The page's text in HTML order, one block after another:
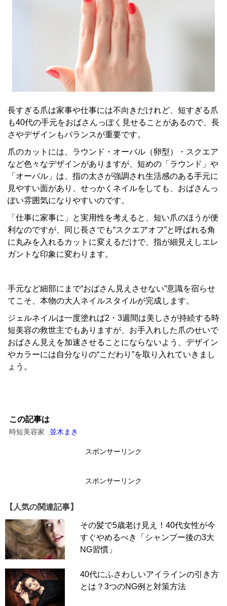
長すぎる爪は家事や仕事には不向きだけれど、短すぎる爪
も40代の手元をおばさんっぽく見せることがあるので、長
さやデザインもバランスが重要です。
爪のカットには、ラウンド・オーバル（卵型）・スクエア
など色々なデザインがありますが、短めの「ラウンド」や
「オーバル」は、指の太さが強調され生活感のある手元に
見やすい面があり、せっかくネイルをしても、おばさんっ
ぽい雰囲気になりやすいのです。
「仕事に家事に」と実用性を考えると、短い爪のほうが便
利なのですが、同じ長さでも“スクエアオフ”と呼ばれる角
に丸みを入れるカットに変えるだけで、指が細見えしエレ
ガントな印象に変わります。
手元など細部にまで“おばさん見えさせない”意識を宿らせ
てこそ、本物の大人ネイルスタイルが完成します。
ジェルネイルは一度塗れば2・3週間は美しさが持続する時
短美容の救世主でもありますが、お手入れした爪のせいで
おばさん見えを加速させることにならないよう、デザイン
やカラーには自分なりの“こだわり”を取り入れていきまし
ょう。
この記事は
時短美容家 並木まき
スポンサーリンク
スポンサーリンク
【人気の関連記事】
その髪で5歳老け見え！40代女性が今
すぐやめるべき「シャンプー後の3大
NG習慣」
40代にふさわしいアイラインの引き方
とは？3つのNG例と対策方法